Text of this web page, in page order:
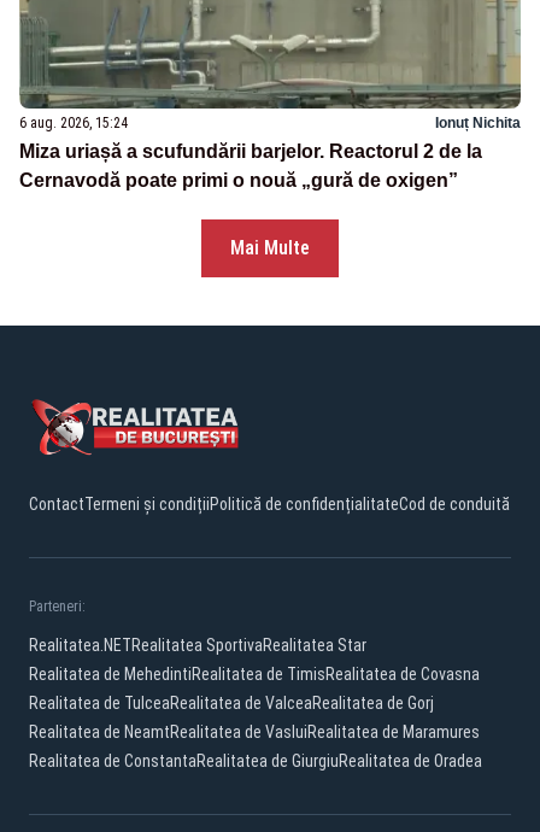
6 aug. 2026, 15:24 Ionuț Nichita
Miza uriașă a scufundării barjelor. Reactorul 2 de la
Cernavodă poate primi o nouă „gură de oxigen”
Mai Multe
ContactTermeni și condițiiPolitică de confidențialitateCod de conduită
Parteneri:
Realitatea.NETRealitatea SportivaRealitatea Star
Realitatea de MehedintiRealitatea de TimisRealitatea de Covasna
Realitatea de TulceaRealitatea de ValceaRealitatea de Gorj
Realitatea de NeamtRealitatea de VasluiRealitatea de Maramures
Realitatea de ConstantaRealitatea de GiurgiuRealitatea de Oradea